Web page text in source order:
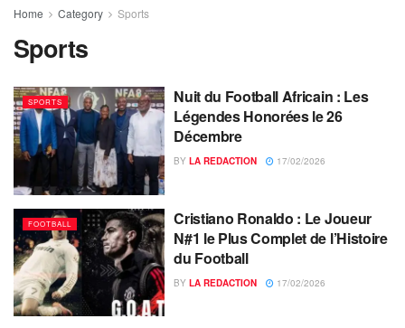
Home Category Sports
Sports
SPORTS
Nuit du Football Africain : Les
Légendes Honorées le 26
Décembre
BY LA REDACTION 17/02/2026
FOOTBALL
Cristiano Ronaldo : Le Joueur
N#1 le Plus Complet de l’Histoire
du Football
BY LA REDACTION 17/02/2026